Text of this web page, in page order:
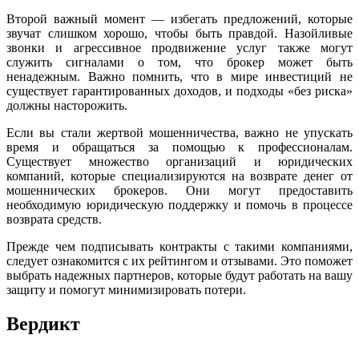
Второй важный момент — избегать предложений, которые
звучат слишком хорошо, чтобы быть правдой. Назойливые
звонки и агрессивное продвижение услуг также могут
служить сигналами о том, что брокер может быть
ненадежным. Важно помнить, что в мире инвестиций не
существует гарантированных доходов, и подходы «без риска»
должны насторожить.
Если вы стали жертвой мошенничества, важно не упускать
время и обращаться за помощью к профессионалам.
Существует множество организаций и юридических
компаний, которые специализируются на возврате денег от
мошеннических брокеров. Они могут предоставить
необходимую юридическую поддержку и помочь в процессе
возврата средств.
Прежде чем подписывать контракты с такими компаниями,
следует ознакомится с их рейтингом и отзывами. Это поможет
выбрать надежных партнеров, которые будут работать на вашу
защиту и помогут минимизировать потери.
Вердикт